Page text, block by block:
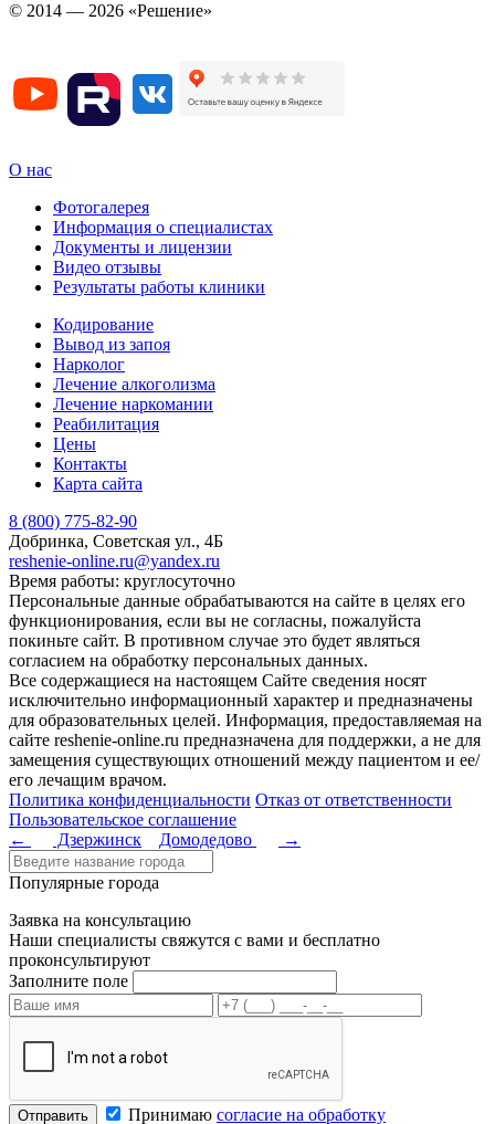
© 2014 — 2026 «Решение»
О нас
Фотогалерея
Информация о специалистах
Документы и лицензии
Видео отзывы
Результаты работы клиники
Кодирование
Вывод из запоя
Нарколог
Лечение алкоголизма
Лечение наркомании
Реабилитация
Цены
Контакты
Карта сайта
8 (800) 775-82-90
Добринка, Советская ул., 4Б
reshenie-online.ru@yandex.ru
Время работы: круглосуточно
Персональные данные обрабатываются на сайте в целях его
функционирования, если вы не согласны, пожалуйста
покиньте сайт. В противном случае это будет являться
согласием на обработку персональных данных.
Все содержащиеся на настоящем Сайте сведения носят
исключительно информационный характер и предназначены
для образовательных целей. Информация, предоставляемая на
сайте reshenie-online.ru предназначена для поддержки, а не для
замещения существующих отношений между пациентом и ее/
его лечащим врачом.
Политика конфиденциальности Отказ от ответственности
Пользовательское соглашение
←
Дзержинск Домодедово →
Популярные города
Заявка на консультацию
Наши специалисты свяжутся с вами и бесплатно
проконсультируют
Заполните поле
Отправить Принимаю согласие на обработку